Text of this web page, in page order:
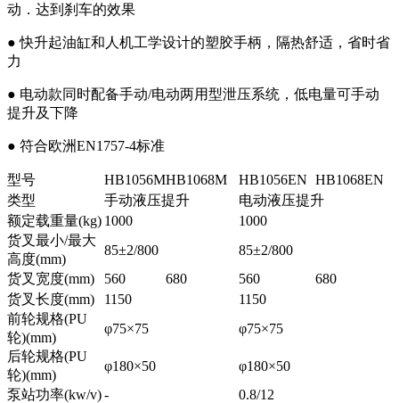
动．达到刹车的效果
● 快升起油缸和人机工学设计的塑胶手柄，隔热舒适，省时省
力
● 电动款同时配备手动/电动两用型泄压系统，低电量可手动
提升及下降
● 符合欧洲EN1757-4标准
型号 HB1056MHB1068M HB1056EN HB1068EN
类型
手动液压提升
电动液压提升
额定载重量(kg) 1000
1000
货叉最小/最大
高度(mm)
85±2/800
85±2/800
货叉宽度(mm)
560 680 560
680
货叉长度(mm)
1150
1150
前轮规格(PU
轮)(mm)
φ75×75
φ75×75
后轮规格(PU
轮)(mm)
φ180×50
φ180×50
泵站功率(kw/v)-
0.8/12